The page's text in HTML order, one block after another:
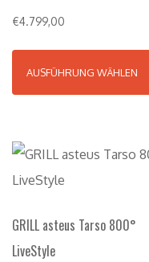
€4.799,00
AUSFÜHRUNG WÄHLEN
GRILL asteus Tarso 800°
LiveStyle